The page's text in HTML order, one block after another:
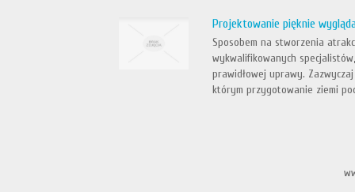
Projektowanie pięknie
Sposobem na stworzenia
wykwalifikowanych
prawidłowej uprawy.
którym przygotowanie ziemi